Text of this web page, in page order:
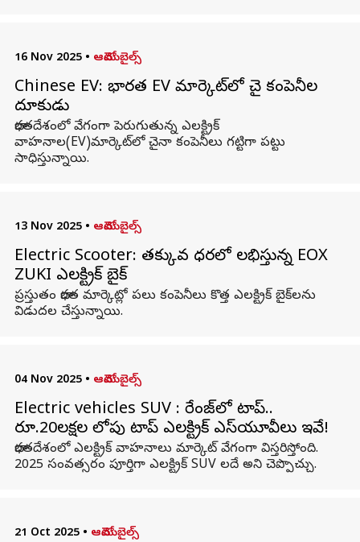
16 Nov 2025 • ఆటోమొబైల్స్
Chinese EV: భారత EV మార్కెట్‌లో చైనా కంపెనీల
దూకుడు
భారతదేశంలో వేగంగా పెరుగుతున్న ఎలక్ట్రిక్
వాహనాల(EV)మార్కెట్‌లో చైనా కంపెనీలు గట్టిగా పట్టు
సాధిస్తున్నాయి.
13 Nov 2025 • ఆటోమొబైల్స్
Electric Scooter: తక్కువ ధరలో లభిస్తున్న EOX
ZUKI ఎలక్ట్రిక్ బైక్
ప్రస్తుతం భారత మార్కెట్లో పలు కంపెనీలు కొత్త ఎలక్ట్రిక్ బైక్‌లను
విడుదల చేస్తున్నాయి.
04 Nov 2025 • ఆటోమొబైల్స్
Electric vehicles SUV : రేంజ్‌లో టాప్..
రూ.20లక్షల లోపు టాప్‌ ఎలక్ట్రిక్‌ ఎస్‌యూవీలు ఇవే!
భారతదేశంలో ఎలక్ట్రిక్ వాహనాలు మార్కెట్ వేగంగా విస్తరిస్తోంది.
2025 సంవత్సరం పూర్తిగా ఎలక్ట్రిక్ SUV లదే అని చెప్పొచ్చు.
21 Oct 2025 • ఆటోమొబైల్స్